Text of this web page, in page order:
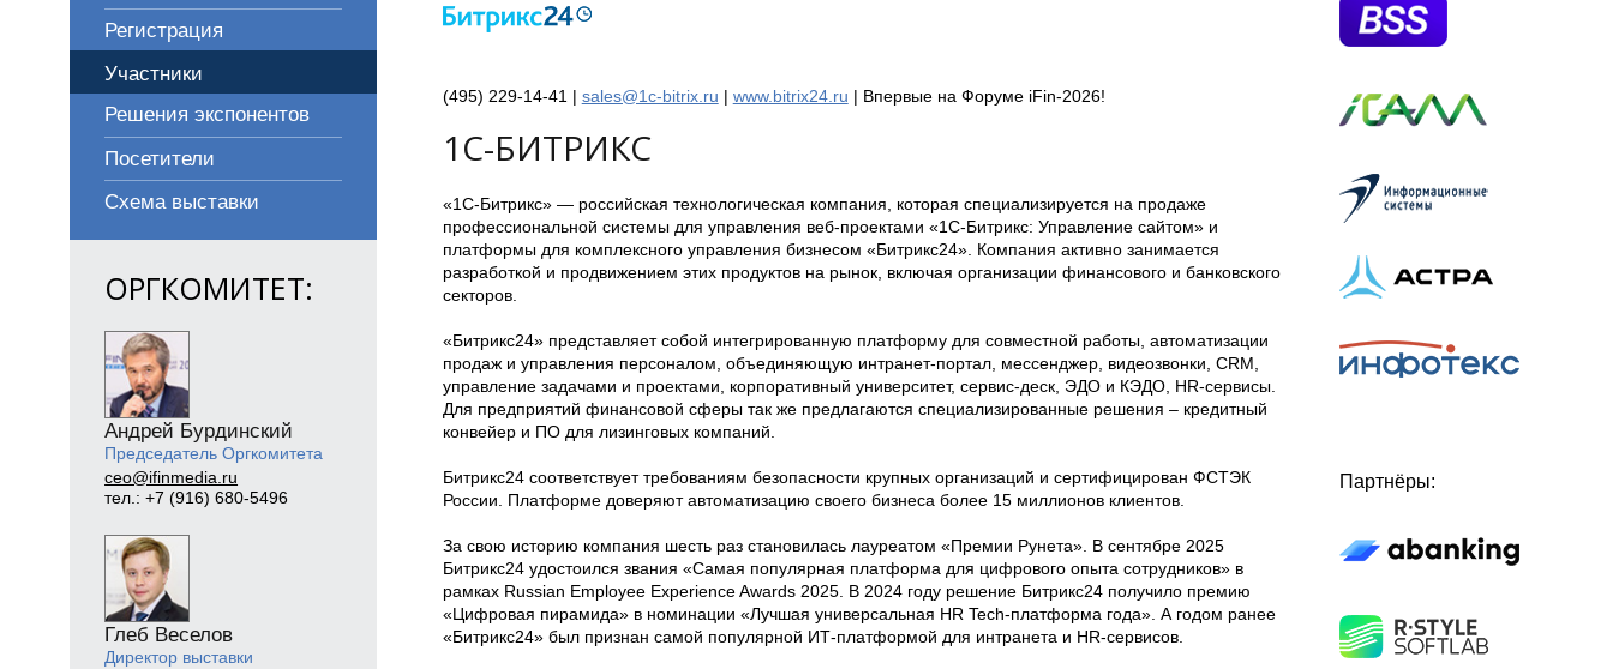
Регистрация
Участники
Решения экспонентов
Посетители
Схема выставки
ОРГКОМИТЕТ:
Андрей Бурдинский
Председатель Оргкомитета
ceo@ifinmedia.ru
тел.: +7 (916) 680-5496
Глеб Веселов
Директор выставки
(495) 229-14-41 | sales@1c-bitrix.ru | www.bitrix24.ru | Впервые на Форуме iFin-2026!
1С-БИТРИКС
«1С-Битрикс» — российская технологическая компания, которая специализируется на продаже
профессиональной системы для управления веб-проектами «1С-Битрикс: Управление сайтом» и
платформы для комплексного управления бизнесом «Битрикс24». Компания активно занимается
разработкой и продвижением этих продуктов на рынок, включая организации финансового и банковского
секторов.
«Битрикс24» представляет собой интегрированную платформу для совместной работы, автоматизации
продаж и управления персоналом, объединяющую интранет-портал, мессенджер, видеозвонки, CRM,
управление задачами и проектами, корпоративный университет, сервис-деск, ЭДО и КЭДО, HR-сервисы.
Для предприятий финансовой сферы так же предлагаются специализированные решения – кредитный
конвейер и ПО для лизинговых компаний.
Битрикс24 соответствует требованиям безопасности крупных организаций и сертифицирован ФСТЭК
России. Платформе доверяют автоматизацию своего бизнеса более 15 миллионов клиентов.
За свою историю компания шесть раз становилась лауреатом «Премии Рунета». В сентябре 2025
Битрикс24 удостоился звания «Самая популярная платформа для цифрового опыта сотрудников» в
рамках Russian Employee Experience Awards 2025. В 2024 году решение Битрикс24 получило премию
«Цифровая пирамида» в номинации «Лучшая универсальная HR Tech-платформа года». А годом ранее
«Битрикс24» был признан самой популярной ИТ-платформой для интранета и HR-сервисов.
Партнёры: